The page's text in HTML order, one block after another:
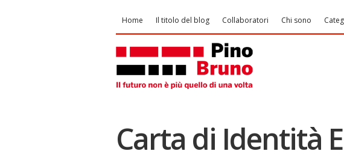
Home Il titolo del blog Collaboratori Chi sono
Carta di Identità